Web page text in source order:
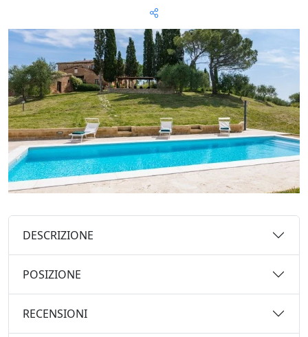
DESCRIZIONE
POSIZIONE
RECENSIONI